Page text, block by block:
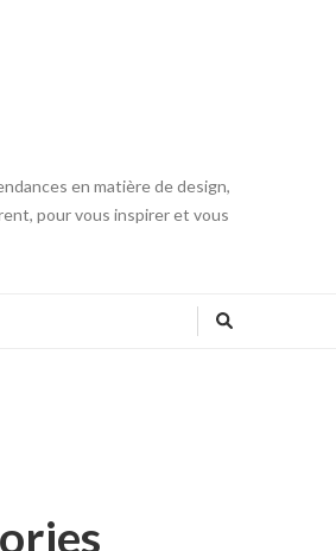
en matière de design,
pour vous inspirer et vous